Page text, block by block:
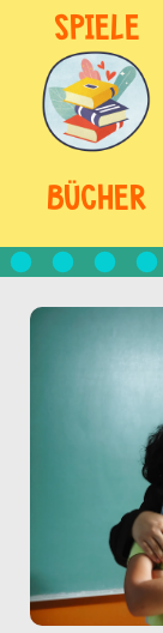
SPIELE
BÜCHER